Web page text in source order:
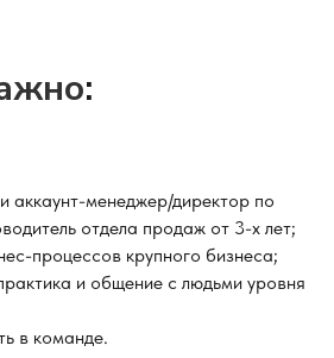
:
аккаунт-менеджер/директор по
отдела продаж от 3-х лет;
процессов крупного бизнеса;
и общение с людьми уровня
в команде.